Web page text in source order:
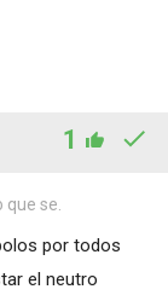
1
se.
por todos
el neutro